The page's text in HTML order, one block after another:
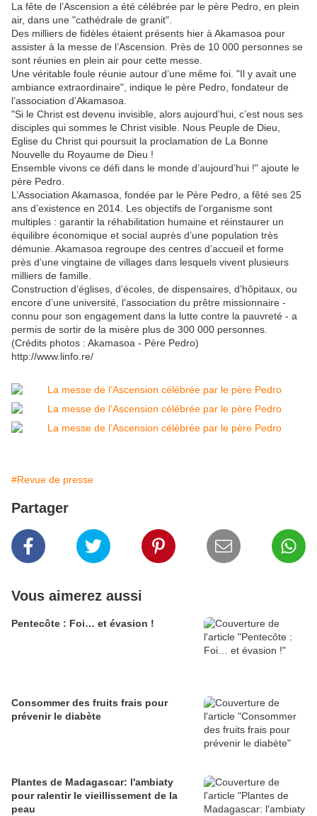
La fête de l’Ascension a été célébrée par le père Pedro, en plein
air, dans une "cathédrale de granit".
Des milliers de fidèles étaient présents hier à Akamasoa pour
assister à la messe de l’Ascension. Près de 10 000 personnes se
sont réunies en plein air pour cette messe.
Une véritable foule réunie autour d’une même foi. "Il y avait une
ambiance extraordinaire", indique le père Pedro, fondateur de
l’association d’Akamasoa.
"Si le Christ est devenu invisible, alors aujourd’hui, c’est nous ses
disciples qui sommes le Christ visible. Nous Peuple de Dieu,
Eglise du Christ qui poursuit la proclamation de La Bonne
Nouvelle du Royaume de Dieu !
Ensemble vivons ce défi dans le monde d’aujourd’hui !" ajoute le
père Pedro.
L’Association Akamasoa, fondée par le Père Pedro, a fêté ses 25
ans d’existence en 2014. Les objectifs de l’organisme sont
multiples : garantir la réhabilitation humaine et réinstaurer un
équilibre économique et social auprès d’une population très
démunie. Akamasoa regroupe des centres d’accueil et forme
près d’une vingtaine de villages dans lesquels vivent plusieurs
milliers de famille.
Construction d’églises, d’écoles, de dispensaires, d’hôpitaux, ou
encore d’une université, l’association du prêtre missionnaire -
connu pour son engagement dans la lutte contre la pauvreté - a
permis de sortir de la misère plus de 300 000 personnes.
(Crédits photos : Akamasoa - Père Pedro)
http://www.linfo.re/
#Revue de presse
Partager
Vous aimerez aussi
Pentecôte : Foi… et évasion !
Consommer des fruits frais pour
prévenir le diabète
Plantes de Madagascar: l'ambiaty
pour ralentir le vieillissement de la
peau